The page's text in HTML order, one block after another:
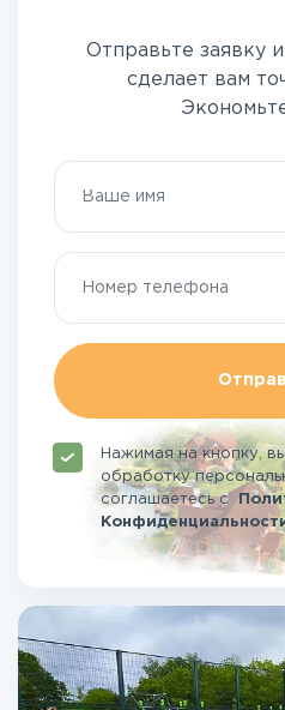
Отправьте заявку
сделает вам
Нажимая на кнопку,
обработку
соглашаетесьс